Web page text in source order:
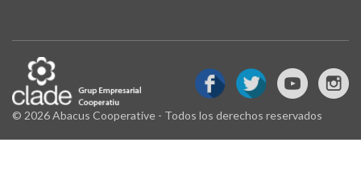
© 2026 Abacus Cooperative - Todos los derechos reservados